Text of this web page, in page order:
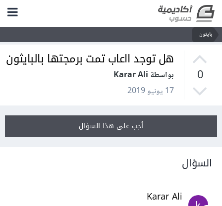
بايثون
0
هل توجد ااعاب تمت برمجتها بالبايثون
بواسطة Karar Ali
17 يونيو 2019
أجب على هذا السؤال
السؤال
Karar Ali